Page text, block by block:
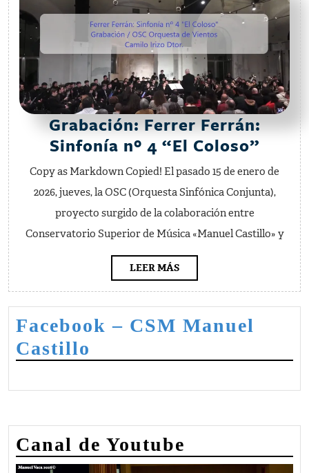
Grabación: Ferrer Ferrán:
Sinfonía nº 4 “El Coloso”
nº
Copy as Markdown Copied! El pasado 15 de enero de
2026, jueves, la OSC (Orquesta Sinfónica Conjunta),
proyecto surgido de la colaboración entre
Conservatorio Superior de Música «Manuel Castillo» y
LEER MÁSLEER
MÁS
Facebook – CSM Manuel
Castillo
Canal de Youtube